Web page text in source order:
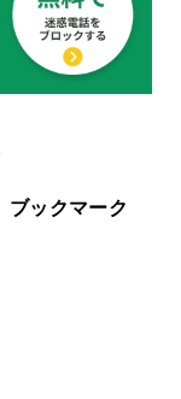
ブックマーク